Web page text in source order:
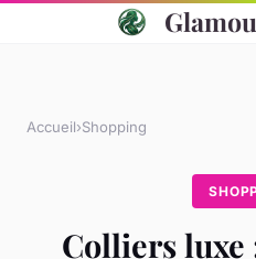
Accueil›Shopping
Colliers luxe